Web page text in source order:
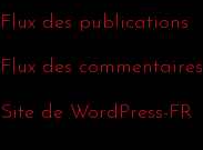
Flux des publications
Flux des commentaires
Site de WordPress-FR